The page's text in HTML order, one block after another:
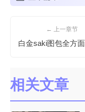
← 上一章节
相关文章